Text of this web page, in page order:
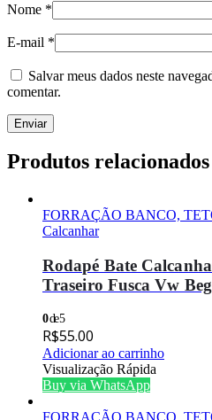
Nome *
E-mail *
Salvar meus dados neste
comentar.
Produtos relacionados
FORRAÇÃO BANCO,
Calcanhar
Rodapé Bate
Traseiro Fusca Vw
0de 5
R$55.00
Adicionar ao carrinho
Visualização Rápida
Buy via WhatsApp
FORRAÇÃO BANCO,